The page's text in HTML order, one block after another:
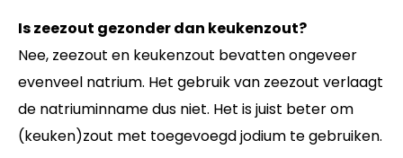
Is zeezout gezonder dan keukenzout?
Nee, zeezout en keukenzout bevatten ongeveer
evenveel natrium. Het gebruik van zeezout verlaagt
de natriuminname dus niet. Het is juist beter om
(keuken)zout met toegevoegd jodium te gebruiken.